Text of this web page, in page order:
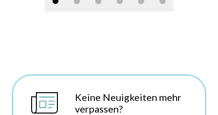
Keine Neuigkeiten mehr
verpassen?